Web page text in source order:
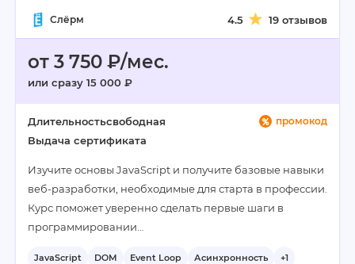
Слёрм 4.5 19 отзывов
от 3 750 ₽/мес.
или сразу 15 000 ₽
промокод
Длительностьсвободная
Выдача сертификата
Изучите основы JavaScript и получите базовые навыки
веб-разработки, необходимые для старта в профессии.
Курс поможет уверенно сделать первые шаги в
программировании…
JavaScript DOM Event Loop Асинхронность +1